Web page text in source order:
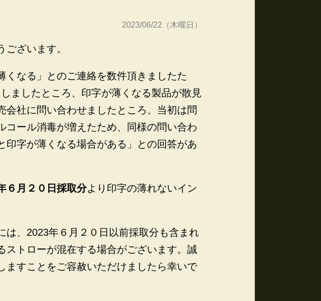
2023/06/22（木曜日）
ざいます。
くなる」とのご連絡を数件頂きましたた
ましたところ、印字が薄くなる製品が散見
社に問い合わせましたところ、当初は問
コール消毒が増えたため、同様の問い合わ
字が薄くなる場合がある」との回答があ
６月２０日採取分より印字の薄れないイン
は、2023年６月２０日以前採取分も含まれ
ストローが混在する場合がございます。誠
ますことをご容赦いただけましたら幸いで